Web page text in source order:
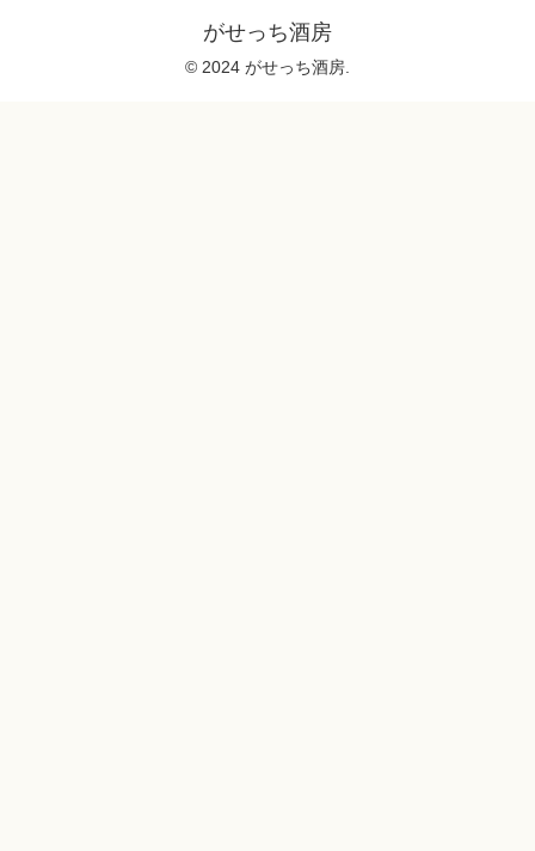
がせっち酒房
© 2024 がせっち酒房.